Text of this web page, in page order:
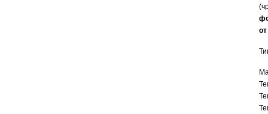
от